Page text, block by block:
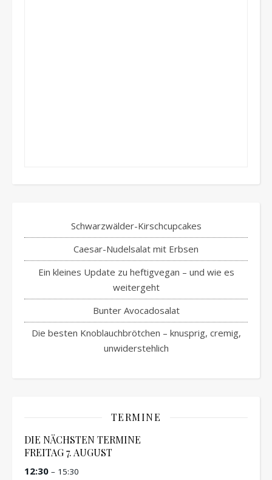
Schwarzwälder-Kirschcupcakes
Caesar-Nudelsalat mit Erbsen
Ein kleines Update zu heftigvegan – und wie es
weitergeht
Bunter Avocadosalat
Die besten Knoblauchbrötchen – knusprig, cremig,
unwiderstehlich
TERMINE
DIE NÄCHSTEN TERMINE
FREITAG7.AUGUST
12:30 – 15:30